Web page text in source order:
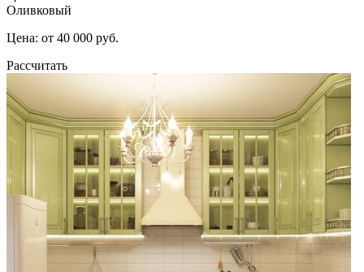
Оливковый
Цена: от 40 000 руб.
Рассчитать